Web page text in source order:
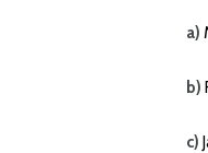
a)
b)
c)